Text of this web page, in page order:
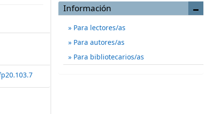
Información
Para lectores/as
Para autores/as
Para bibliotecarios/as